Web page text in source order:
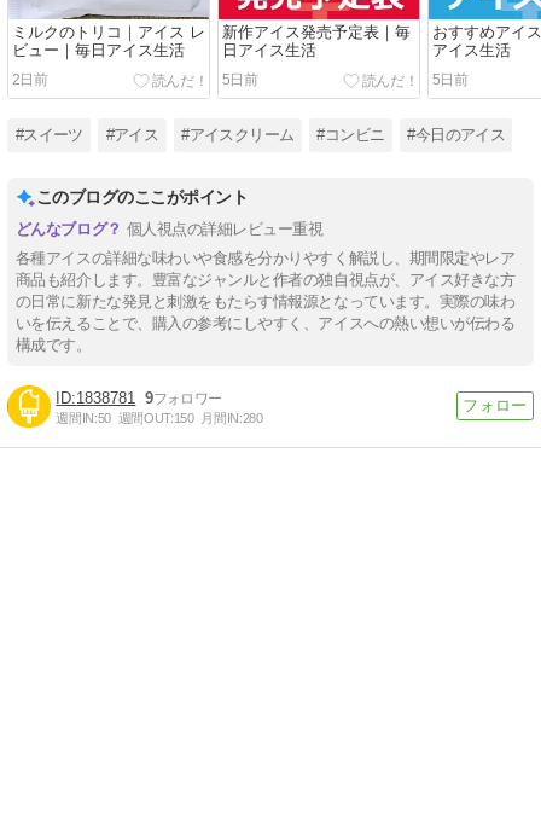
ミルクのトリコ｜アイス レ
ビュー｜毎日アイス生活
2日前
新作アイス発売予定表｜毎
日アイス生活
5日前
おすすめアイ
アイス生活
5日前
#スイーツ #アイス #アイスクリーム #コンビニ #今日のアイス
このブログのここがポイント
個人視点の詳細レビュー重視
各種アイスの詳細な味わいや食感を分かりやすく解説し、期間限定やレア
商品も紹介します。豊富なジャンルと作者の独自視点が、アイス好きな方
の日常に新たな発見と刺激をもたらす情報源となっています。実際の味わ
いを伝えることで、購入の参考にしやすく、アイスへの熱い想いが伝わる
構成です。
1838781 9
週間IN:50 週間OUT:150 月間IN:280